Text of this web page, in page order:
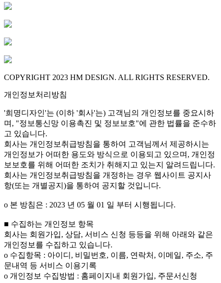
COPYRIGHT 2023 HM DESIGN. ALL RIGHTS RESERVED.
개인정보처리방침
'희명디자인'는 (이하 '회사'는) 고객님의 개인정보를 중요시하
며, "정보통신망 이용촉진 및 정보보호"에 관한 법률을 준수하
고 있습니다.
회사는 개인정보취급방침을 통하여 고객님께서 제공하시는
개인정보가 어떠한 용도와 방식으로 이용되고 있으며, 개인정
보보호를 위해 어떠한 조치가 취해지고 있는지 알려드립니다.
회사는 개인정보취급방침을 개정하는 경우 웹사이트 공지사
항(또는 개별공지)을 통하여 공지할 것입니다.
ο 본 방침은 : 2023 년 05 월 01 일 부터 시행됩니다.
■ 수집하는 개인정보 항목
회사는 회원가입, 상담, 서비스 신청 등등을 위해 아래와 같은
개인정보를 수집하고 있습니다.
ο 수집항목 : 아이디, 비밀번호, 이름, 연락처, 이메일, 주소, 주
문내역 등 서비스 이용기록
ο 개인정보 수집방법 : 홈페이지내 회원가입, 주문서신청